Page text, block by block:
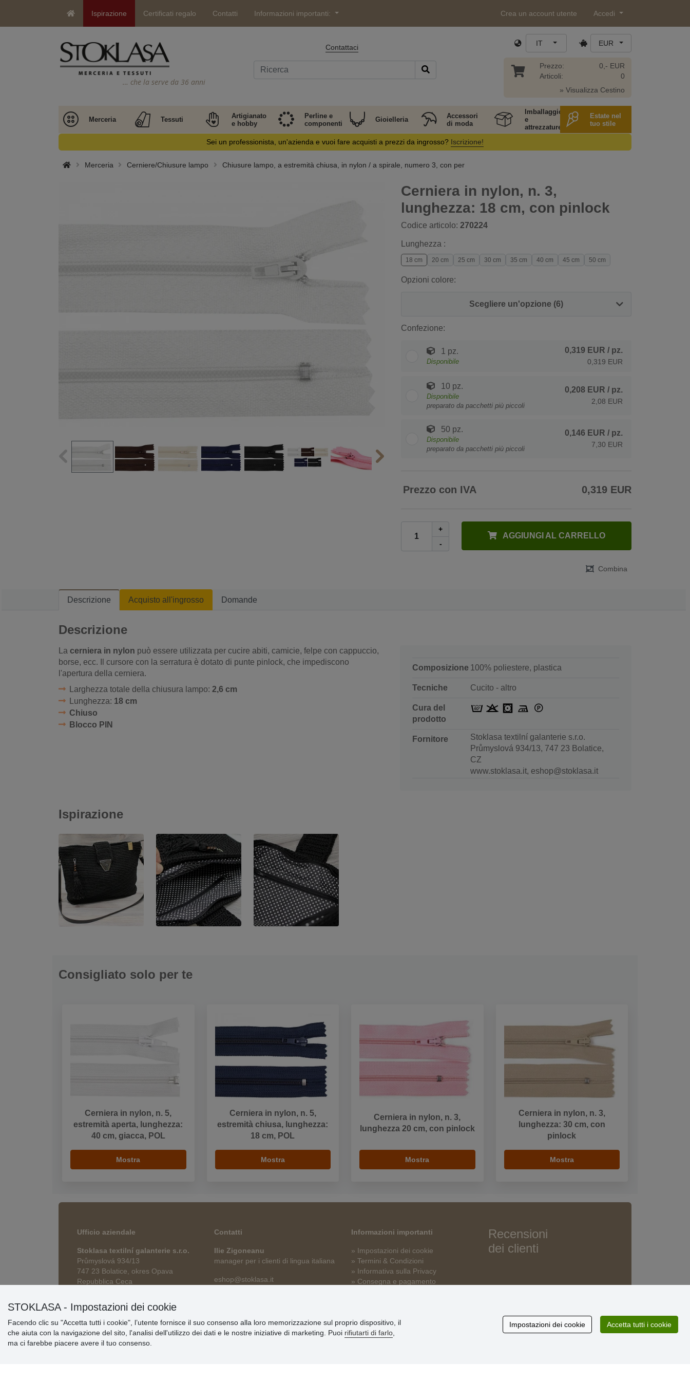
Ispirazione Certificati regalo Contatti Informazioni importanti: Crea un account utente Accedi
… che la serve da 36 anni
Contattaci IT EUR
Prezzo:
Articoli:
0,- EUR
0
» Visualizza Cestino
Merceria Tessuti
Artigianato
e hobby
Perline e
componenti
Gioielleria
Accessori
di moda
Imballaggio
e
attrezzature
Estate nel
tuo stile
Sei un professionista, un'azienda e vuoi fare acquisti a prezzi da ingrosso? Iscrizione!
Merceria Cerniere/Chiusure lampo Chiusure lampo, a estremità chiusa, in nylon / a spirale, numero 3, con per
Cerniera in nylon, n. 3,
lunghezza: 18 cm, con pinlock
Codice articolo: 270224
Lunghezza :
18 cm 20 cm 25 cm 30 cm 35 cm 40 cm 45 cm 50 cm
Opzioni colore:
Scegliere un'opzione (6)
Confezione:
1 pz.
Disponibile
0,319 EUR / pz.
0,319 EUR
10 pz.
Disponibile
preparato da pacchetti più piccoli
0,208 EUR / pz.
2,08 EUR
50 pz.
Disponibile
preparato da pacchetti più piccoli
0,146 EUR / pz.
7,30 EUR
Prezzo con IVA 0,319 EUR
+
-
AGGIUNGI AL CARRELLO
Combina
Descrizione Acquisto all'ingrosso Domande
Descrizione
La cerniera in nylon può essere utilizzata per cucire abiti, camicie, felpe con cappuccio,
borse, ecc. Il cursore con la serratura è dotato di punte pinlock, che impediscono
l'apertura della cerniera.
Larghezza totale della chiusura lampo: 2,6 cm
Lunghezza: 18 cm
Chiuso
Blocco PIN
Composizione 100% poliestere, plastica
Tecniche Cucito - altro
Cura del
prodotto
Fornitore
Stoklasa textilní galanterie s.r.o.
Průmyslová 934/13, 747 23 Bolatice,
CZ
www.stoklasa.it, eshop@stoklasa.it
Ispirazione
Consigliato solo per te
Cerniera in nylon, n. 5,
estremità aperta, lunghezza:
40 cm, giacca, POL
Mostra
Cerniera in nylon, n. 5,
estremità chiusa, lunghezza:
18 cm, POL
Mostra
Cerniera in nylon, n. 3,
lunghezza 20 cm, con pinlock
Mostra
Cerniera in nylon, n. 3,
lunghezza: 30 cm, con
pinlock
Mostra
Ufficio aziendale
Stoklasa textilní galanterie s.r.o.
Průmyslová 934/13
747 23 Bolatice, okres Opava
Repubblica Ceca
Contatti
Ilie Zigoneanu
manager per i clienti di lingua italiana
eshop@stoklasa.it
Informazioni importanti
» Impostazioni dei cookie
» Termini & Condizioni
» Informativa sulla Privacy
» Consegna e pagamento
Recensioni
dei clienti
STOKLASA - Impostazioni dei cookie
Facendo clic su "Accetta tutti i cookie", l’utente fornisce il suo consenso alla loro memorizzazione sul proprio dispositivo, il
che aiuta con la navigazione del sito, l'analisi dell'utilizzo dei dati e le nostre iniziative di marketing. Puoi rifiutarti di farlo
ma ci farebbe piacere avere il tuo consenso.
Impostazioni dei cookie Accetta tutti i cookie